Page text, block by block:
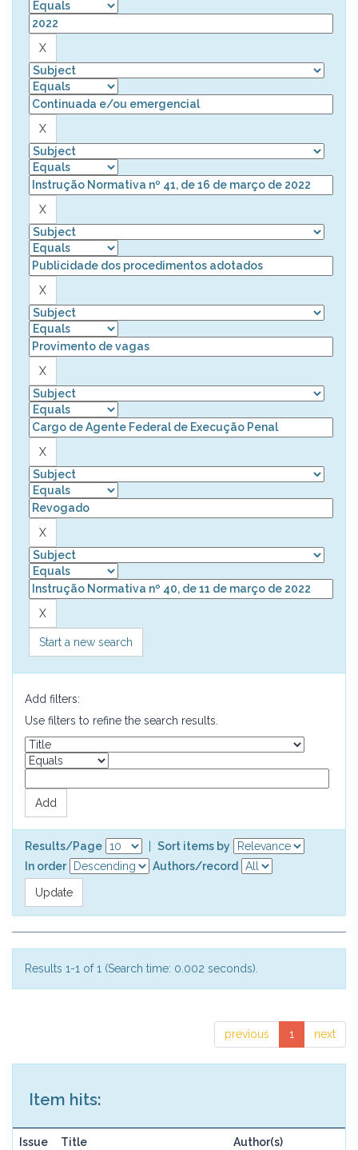
Start a new search
Add filters:
Use filters to refine the search results.
Results/Page
Sort items by
In order
Authors/record
Results 1-1 of 1 (Search time: 0.002 seconds).
previous 1 next
Item hits:
Issue Title Author(s)